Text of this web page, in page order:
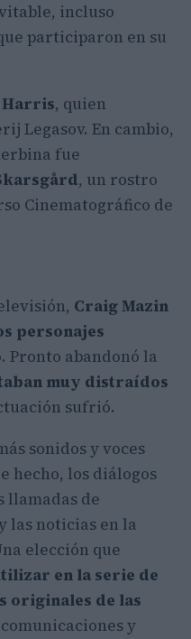
incluso
participaron en su
Harris, quien
Legasov. En cambio,
fue
, un rostro
Cinematográfico de
Craig Mazin
personajes
. Pronto abandonó la
muy distraídos
sufrió.
sonidos y voces
hecho, los diálogos
llamadas de
las noticias en la
elección que
en la serie de
originales de las
y